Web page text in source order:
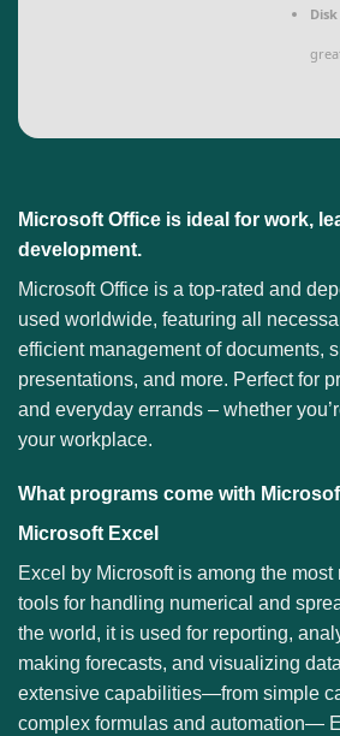
Microsoft Office is ideal for work,
development.
Microsoft Office is a top-rated and
used worldwide, featuring all
efficient management of documents,
presentations, and more. Perfect for
and everyday errands – whether
your workplace.
What programs come with
Microsoft Excel
Excel by Microsoft is among the
tools for handling numerical and
the world, it is used for reporting,
making forecasts, and visualizing
extensive capabilities—from simple
complex formulas and automation—